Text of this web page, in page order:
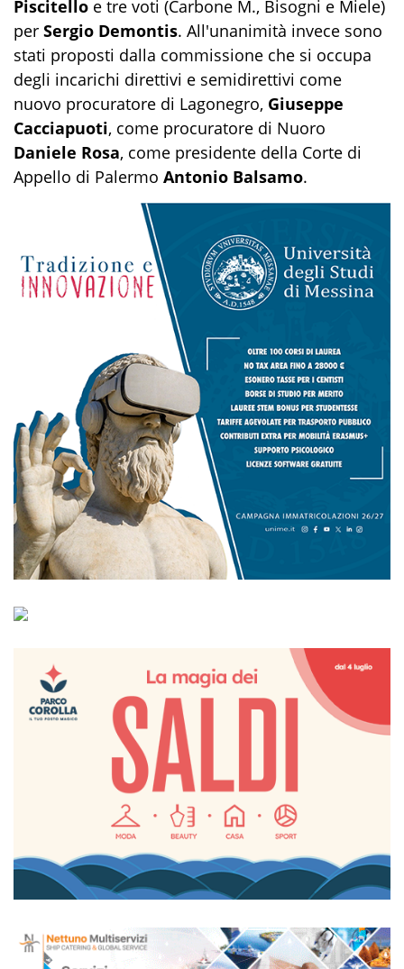
Piscitello e tre voti (Carbone M., Bisogni e Miele)
per Sergio Demontis. All'unanimità invece sono
stati proposti dalla commissione che si occupa
degli incarichi direttivi e semidirettivi come
nuovo procuratore di Lagonegro, Giuseppe
Cacciapuoti, come procuratore di Nuoro
Daniele Rosa, come presidente della Corte di
Appello di Palermo Antonio Balsamo.